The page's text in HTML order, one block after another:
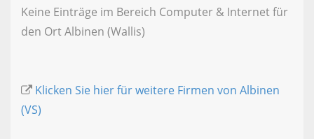
Keine Einträge im Bereich Computer & Internet für
den Ort Albinen (Wallis)
Klicken Sie hier für weitere Firmen von Albinen
(VS)